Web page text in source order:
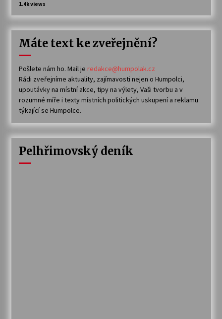
1.4k views
Máte text ke zveřejnění?
Pošlete nám ho. Mail je redakce@humpolak.cz
Rádi zveřejníme aktuality, zajímavosti nejen o Humpolci,
upoutávky na místní akce, tipy na výlety, Vaši tvorbu a v
rozumné míře i texty místních politických uskupení a reklamu
týkající se Humpolce.
Pelhřimovský deník